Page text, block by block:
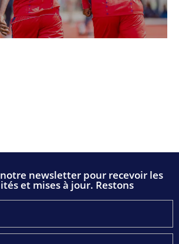
newsletter pour recevoir les
et mises à jour. Restons